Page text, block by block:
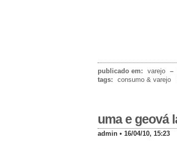
publicado em: varejo –
tags:
consumo & varejo
uma e geová
admin • 16/04/10, 15:23